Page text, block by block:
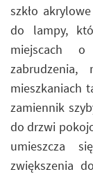
szkło
do lampy,
miejscach
mieszkaniach
zamiennik
do drzwi
umieszcza
zwiększenia